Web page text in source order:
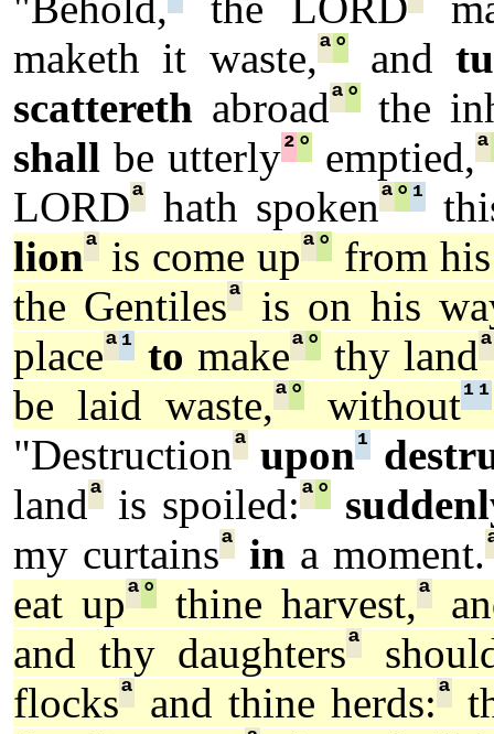
maketh it waste,ª°and
scattereth abroadª°the
shall be utterly²° emptied,ª
LORDª hath spokenª° ¹
lionª is come upª° from
the Gentilesª
is on his
placeª¹ to makeª° thy landª
be laid waste,ª° without¹ ¹
"Destructionª upon¹
landª is spoiled:ª°
my curtainsª in a moment.
eat upª° thine harvest,ª
and thy daughtersª
flocksª and thine herds:ª